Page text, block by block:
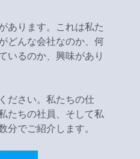
あります。これは私た
どんな会社なのか、何
いるのか、興味があり
ださい。私たちの仕
たちの社員、そして私
分でご紹介します。